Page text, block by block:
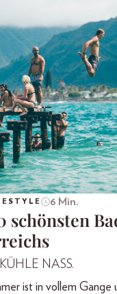
6 Min.
schönsten
NASS.
ist in vollem Gange